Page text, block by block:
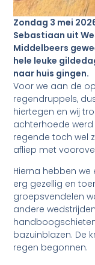
Zondag 3 mei
Sebastiaan uit
Middelbeers
hele leuke
naar huis gingen.
Voor we aan de
regendruppels,
hiertegen en wij
achterhoede werd
regende toch wel
afliep met
Hierna hebben
erg gezellig en
groepsvendelen
andere
bazuinblazen. De
regen begonnen.